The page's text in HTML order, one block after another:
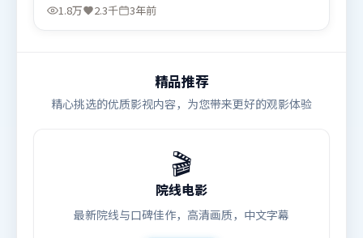
东锡，段奕宏、孙艺珍等联袂出演。影片于2023年4
1.8万 2.3千 3年前
精品推荐
精心挑选的优质影视内容，为您带来更好的观影体验
🎬
院线电影
最新院线与口碑佳作，高清画质，中文字幕